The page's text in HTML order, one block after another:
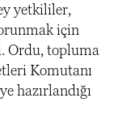
yetkililer,
için
Ordu, topluma
Komutanı
hazırlandığı